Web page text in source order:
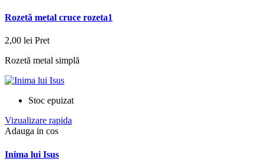
Rozetă metal cruce rozeta1
2,00 lei Pret
Rozetă metal simplă
Stoc epuizat
Vizualizare rapida
Adauga in cos
Inima lui Isus